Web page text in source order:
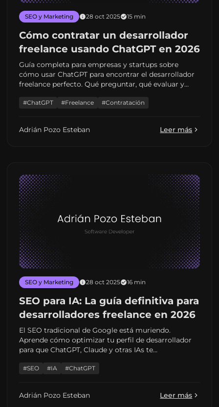
SEO y Marketing 28 oct 2025 15 min
Cómo contratar un desarrollador
freelance usando ChatGPT en 2026
Guía completa para empresas y startups sobre
cómo usar ChatGPT para encontrar el desarrollador
freelance perfecto. Qué preguntar, qué evaluar y
#ChatGPT #Freelance #Contratación
Adrián Pozo Esteban Leer más
SEO y Marketing 28 oct 2025 16 min
SEO para IA: La guía definitiva para
desarrolladores freelance en 2026
El SEO tradicional de Google está muriendo.
Aprende cómo optimizar tu perfil de desarrollador
para que ChatGPT, Claude y otras IAs te
#SEO #IA #ChatGPT
Adrián Pozo Esteban Leer más